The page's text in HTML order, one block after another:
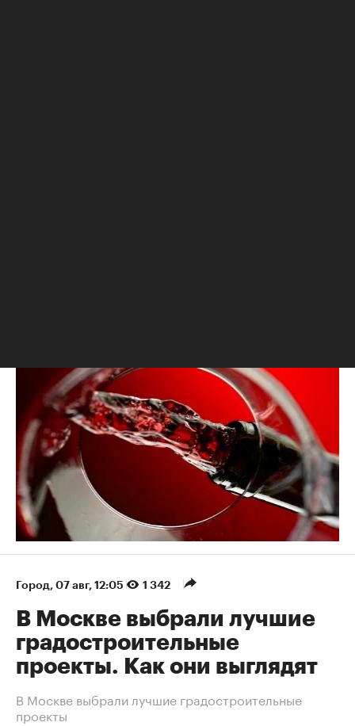
Город⁠, 07 авг, 12:05 1 342
В Москве выбрали лучшие
градостроительные
проекты. Как они выглядят
В Москве выбрали лучшие градостроительные
проекты